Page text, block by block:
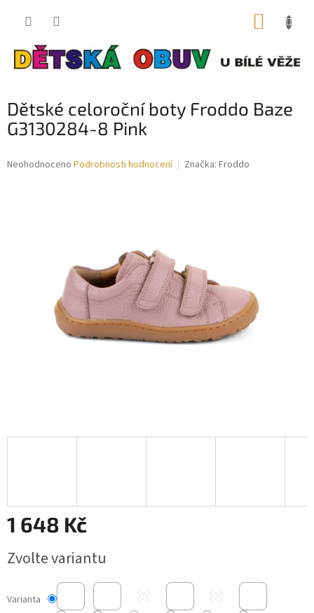
Dětské celoroční boty Froddo Baze
G3130284-8 Pink
Průměrné
Neohodnoceno Podrobnosti hodnocení Značka: Froddo
1 648 Kč
cena:
Zvolte variantu
Varianta